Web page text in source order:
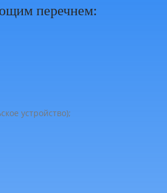
перечнем:
устройство);